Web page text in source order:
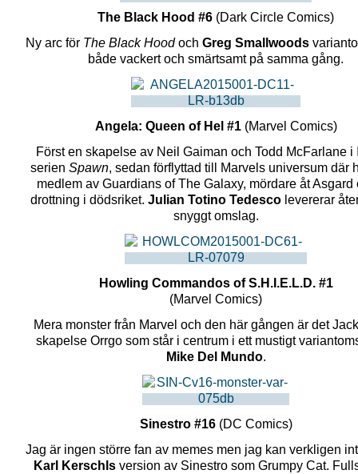
The Black Hood #6 (Dark Circle Comics)
Ny arc för The Black Hoodoch Greg Smallwoods
både vackert och smärtsamt på samma gång.
Angela: Queen of Hel #1(Marvel Comics)
Först en skapelse av Neil Gaiman och Todd McFarlane i
serien Spawn, sedan förflyttad till Marvels universum där
medlem av Guardians of The Galaxy, mördare åt Asgard
drottning i dödsriket. Julian Totino Tedesco levererar
snyggt omslag.
Howling Commandos of S.H.I.E.L.D. #1
(Marvel Comics)
Mera monster från Marvel och den här gången är det
skapelse Orrgo som står i centrum i ett mustigt
Mike Del Mundo.
Sinestro #16(DC Comics)
Jag är ingen större fan av memes men jag kan verkligen
Karl Kerschlsversion av Sinestro som Grumpy Cat.